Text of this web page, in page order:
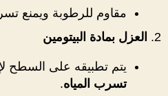
مقاوم للرطوبة ويمنع
العزل بمادة البيتومين
يتم تطبيقه على السطح
تسرب المياه.